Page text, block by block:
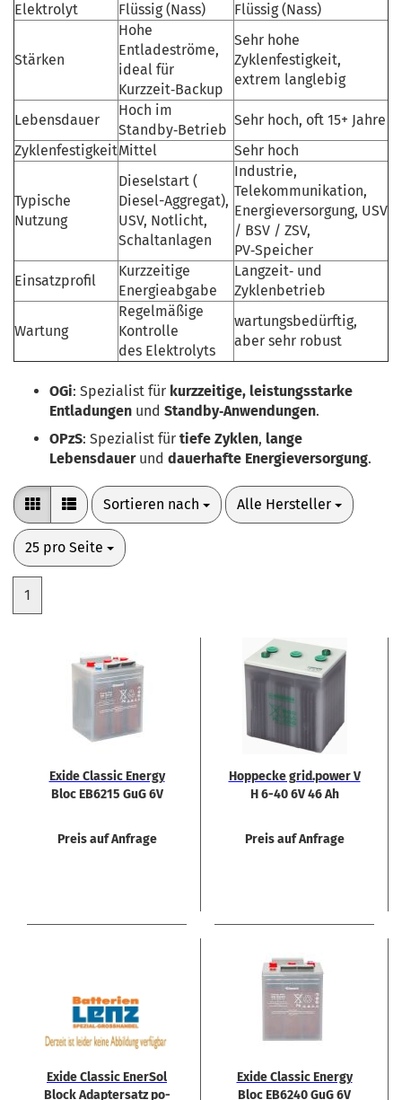
Elektrolyt
Flüssig (Nass) Flüssig (Nass)
Stärken
Hohe
Entladeströme,
ideal für
Kurzzeit‑Backup
Sehr hohe
Zyklenfestigkeit,
extrem langlebig
Lebensdauer
Hoch im
Standby‑Betrieb
Sehr hoch, oft 15+ Jahre
ZyklenfestigkeitMittel Sehr hoch
Typische
Nutzung
Dieselstart (
Diesel-Aggregat),
USV, Notlicht,
Schaltanlagen
Industrie,
Telekommunikation,
Energieversorgung, USV
/ BSV / ZSV,
PV‑Speicher
Einsatzprofil
Kurzzeitige
Energieabgabe
Langzeit‑ und
Zyklenbetrieb
Wartung
Regelmäßige
Kontrolle
des Elektrolyts
wartungsbedürftig,
aber sehr robust
OGi: Spezialist für kurzzeitige, leistungsstarke
Entladungen und Standby‑Anwendungen.
OPzS: Spezialist für tiefe Zyklen, lange
Lebensdauer und dauerhafte Energieversorgung.
Sortieren nach
Sortieren nach Alle Hersteller
pro Seite
25 pro Seite
pro Seite
1
Exide Clas­sic En­er­gy
Bloc EB6215 GuG 6V
Preis auf Anfrage
Hop­pe­cke grid.power V
H 6-40 6V 46 Ah
Preis auf Anfrage
Exide Clas­sic En­er­Sol
Block Ad­ap­ter­satz po­
Exide Clas­sic En­er­gy
Bloc EB6240 GuG 6V